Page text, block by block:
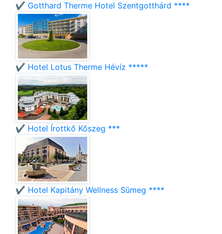
✔️ Gotthard Therme Hotel Szentgotthárd ****
✔️ Hotel Lotus Therme Hévíz *****
✔️ Hotel Írottkő Kőszeg ***
✔️ Hotel Kapitány Wellness Sümeg ****